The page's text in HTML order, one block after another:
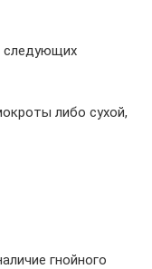
следующих
либо сухой,
гнойного